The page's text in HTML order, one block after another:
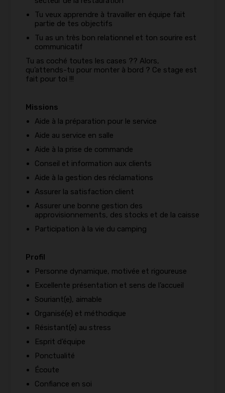
Tu veux apprendre à travailler en équipe fait
partie de tes objectifs
Tu as un très bon relationnel et ton sourire est
communicatif
Tu as coché toutes les cases ?? Alors,
qu’attends-tu pour monter à bord ? Ce stage est
fait pour toi !!!
Missions
Aide à la préparation pour le service
Aide au service en salle
Aide à la prise de commande
Conseil et information aux clients
Aide à la gestion des réclamations
Assurer la satisfaction client
Assurer une bonne gestion des
approvisionnements, des stocks et de la caisse
Participation à la vie du camping
Profil
Personne dynamique, motivée et rigoureuse
Excellente présentation et sens de l’accueil
Souriant(e), aimable
Organisé(e) et méthodique
Résistant(e) au stress
Esprit d’équipe
Ponctualité
Écoute
Confiance en soi